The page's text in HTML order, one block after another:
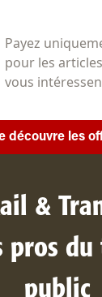
Payez
pour les
vous
découvre les
&
pros
public